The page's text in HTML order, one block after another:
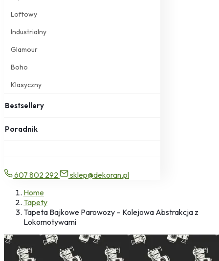
Loftowy
Industrialny
Glamour
Boho
Klasyczny
Bestsellery
Poradnik
607 802 292
sklep@dekoran.pl
Home
Tapety
Tapeta Bajkowe Parowozy – Kolejowa Abstrakcja z
Lokomotywami